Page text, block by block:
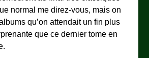
normal me direz-vous, mais on
qu’on attendait un fin plus
que ce dernier tome en